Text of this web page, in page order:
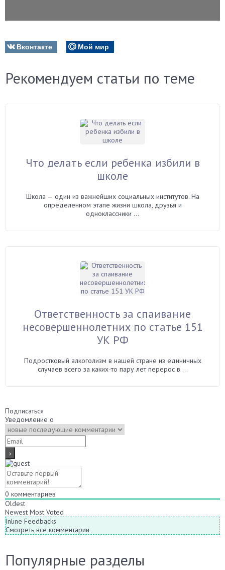
Вконтакте Мой мир
Рекомендуем статьи по теме
Что делать если ребенка избили в
школе
Школа — один из важнейших социальных институтов. На
определенном этапе жизни школа, друзья и
одноклассники ...
Ответственность за спаивание
несовершеннолетних по статье 151
УК РФ
Подростковый алкоголизм в нашей стране из единичных
случаев всего за каких-то пару лет перерос в ...
Подписаться
Уведомление о
0 комментариев
Oldest
Newest Most Voted
Inline Feedbacks
Смотреть все комментарии
Популярные разделы